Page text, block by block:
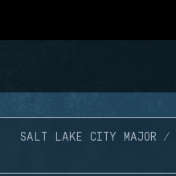
SALT LAKE CITY MAJOR